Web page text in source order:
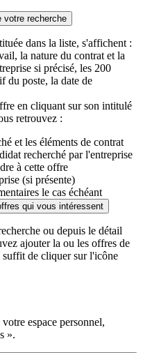
votre recherche
dans la liste, s'affichent :
la nature du contrat et la
si précisé, les 200
du poste, la date de
en cliquant sur son intitulé
retrouvez :
et les éléments de contrat
recherché par l'entreprise
à cette offre
(si présente)
le cas échéant
qui vous intéressent
ou depuis le détail
ajouter la ou les offres de
de cliquer sur l'icône
espace personnel,
».